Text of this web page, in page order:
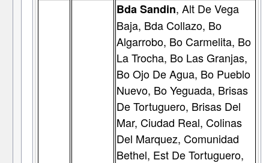
Bda Sandin, Alt De Vega
Baja, Bda Collazo, Bo
Algarrobo, Bo Carmelita, Bo
La Trocha, Bo Las Granjas,
Bo Ojo De Agua, Bo Pueblo
Nuevo, Bo Yeguada, Brisas
De Tortuguero, Brisas Del
Mar, Ciudad Real, Colinas
Del Marquez, Comunidad
Bethel, Est De Tortuguero,